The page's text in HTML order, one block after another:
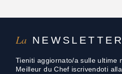
La NEWSLETTER
Tieniti aggiornato/a sulle ultime
Meilleur du Chef iscrivendoti